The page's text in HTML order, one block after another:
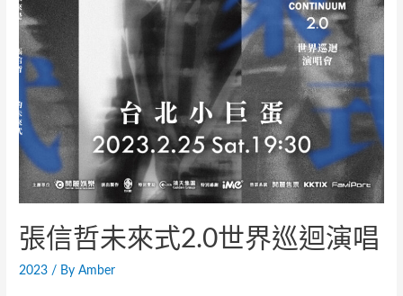
張信哲未來式2.0世界巡迴演唱
2023 / ByAmber